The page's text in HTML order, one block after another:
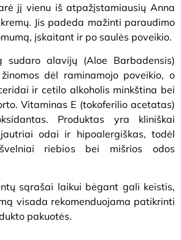
jį vienu iš atpažįstamiausių Anna
Jis padeda mažinti paraudimo
įskaitant ir po saulės poveikio.
sudaro alavijų (Aloe Barbadensis)
dėl raminamojo poveikio, o
ir cetilo alkoholis minkština bei
Vitaminas E (tokoferilio acetatas)
Produktas yra kliniškai
odai ir hipoalergiškas, todėl
riebios bei mišrios odos
sąrašai laikui bėgant gali keistis,
visada rekomenduojama patikrinti
pakuotės.